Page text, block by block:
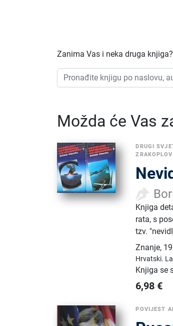
Zanima Vas i neka druga
Možda će Vas
DRUGI
Knjiga
rata, s
tzv.
Znanje,
Hrvatski.
Knjiga se
6,98 €
POVIJEST